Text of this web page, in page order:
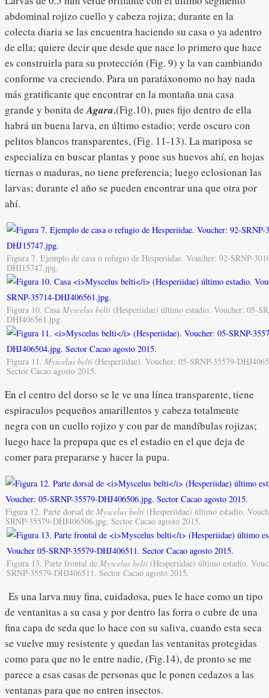
abdominal rojizo cuello y cabeza rojiza; durante en la
colecta diaria se las encuentra haciendo su casa o ya adentro
de ella; quiere decir que desde que nace lo primero que hace
es construirla para su protección (Fig. 9) y la van cambiando
conforme va creciendo. Para un paratáxonomo no hay nada
más gratificante que encontrar en la montaña una casa
grande y bonita deAgara,(Fig.10), pues fijo dentro de ella
habrá un buena larva, en último estadio; verde oscuro con
pelitos blancos transparentes, (Fig. 11-13). La mariposa se
especializa en buscar plantas y pone sus huevos ahí, en hojas
tiernas o maduras, no tiene preferencia; luego eclosionan las
larvas; durante el año se pueden encontrar una que otra por
ahí.
Figura 7. Ejemplo de casa o refugio de Hesperiidae. Voucher: 92-SRNP-
DHJ15747.jpg.
Figura 10. Casa Myscelus belti (Hesperiidae) último estadio. Voucher: 05-
DHJ406561.jpg.
Figura 11. Myscelus belti (Hesperiidae). Voucher: 05-SRNP-35579-
Sector Cacao agosto 2015.
En el centro del dorso se le ve una línea transparente, tiene
espiraculos pequeños amarillentos y cabeza totalmente
negra con un cuello rojizo y con par de mandíbulas rojizas;
luego hace la prepupa que es el estadio en el que deja de
comer para prepararse y hacer la pupa.
Figura 12. Parte dorsal de Myscelus belti (Hesperiidae) último estadio.
SRNP-35579-DHJ406506.jpg. Sector Cacao agosto 2015.
Figura 13. Parte frontal de Myscelus belti (Hesperiidae) último estadío.
SRNP-35579-DHJ406511. Sector Cacao agosto 2015.
Es una larva muy fina, cuidadosa, pues le hace como un tipo
de ventanitas a su casa y por dentro las forra o cubre de una
fina capa de seda que lo hace con su saliva, cuando esta seca
se vuelve muy resistente y quedan las ventanitas protegidas
como para que no le entre nadie, (Fig.14), de pronto se me
parece a esas casas de personas que le ponen cedazos a las
ventanas para que no entren insectos.